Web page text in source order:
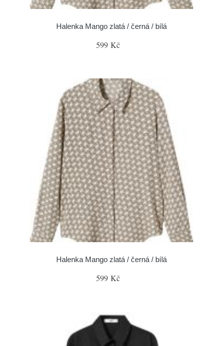
Halenka Mango zlatá / černá / bílá
599 Kč
Halenka Mango zlatá / černá / bílá
599 Kč